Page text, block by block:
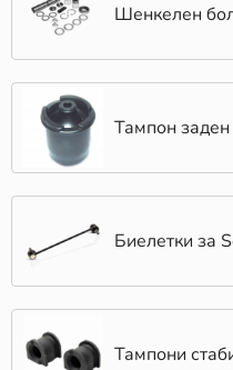
Шенкелен
Тампон заден
Биелетки за
Тампони